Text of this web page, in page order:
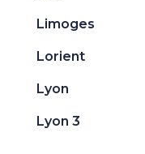
Limoges
Lorient
Lyon
Lyon 3